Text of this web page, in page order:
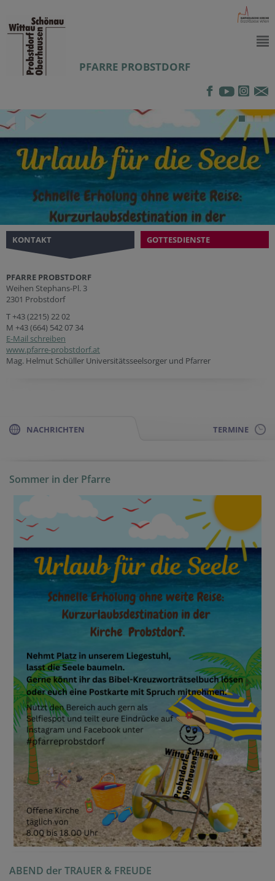
PFARRE PROBSTDORF
KONTAKT GOTTESDIENSTE
PFARRE PROBSTDORF
Weihen Stephans-Pl. 3
2301 Probstdorf
T+43 (2215) 22 02
M +43 (664) 542 07 34
E-Mail schreiben
www.pfarre-probstdorf.at
Mag. Helmut Schüller Universitätsseelsorger und Pfarrer
NACHRICHTEN TERMINE
Sommer in der Pfarre
ABEND der TRAUER & FREUDE